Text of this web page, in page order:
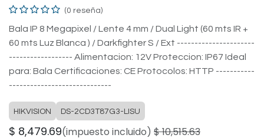
(0 reseña)
Bala IP 8 Megapixel / Lente 4 mm / Dual Light (60 mts IR +
60 mts Luz Blanca ) / Darkfighter S / Ext ----------------------
------------------ Alimentacion: 12V Proteccion: IP67 Ideal
para: Bala Certificaciones: CE Protocolos: HTTP -----------
-----------------------------
HIKVISION DS-2CD3T87G3-LISU
$ 8,479.69(impuesto incluido) $10,515.63